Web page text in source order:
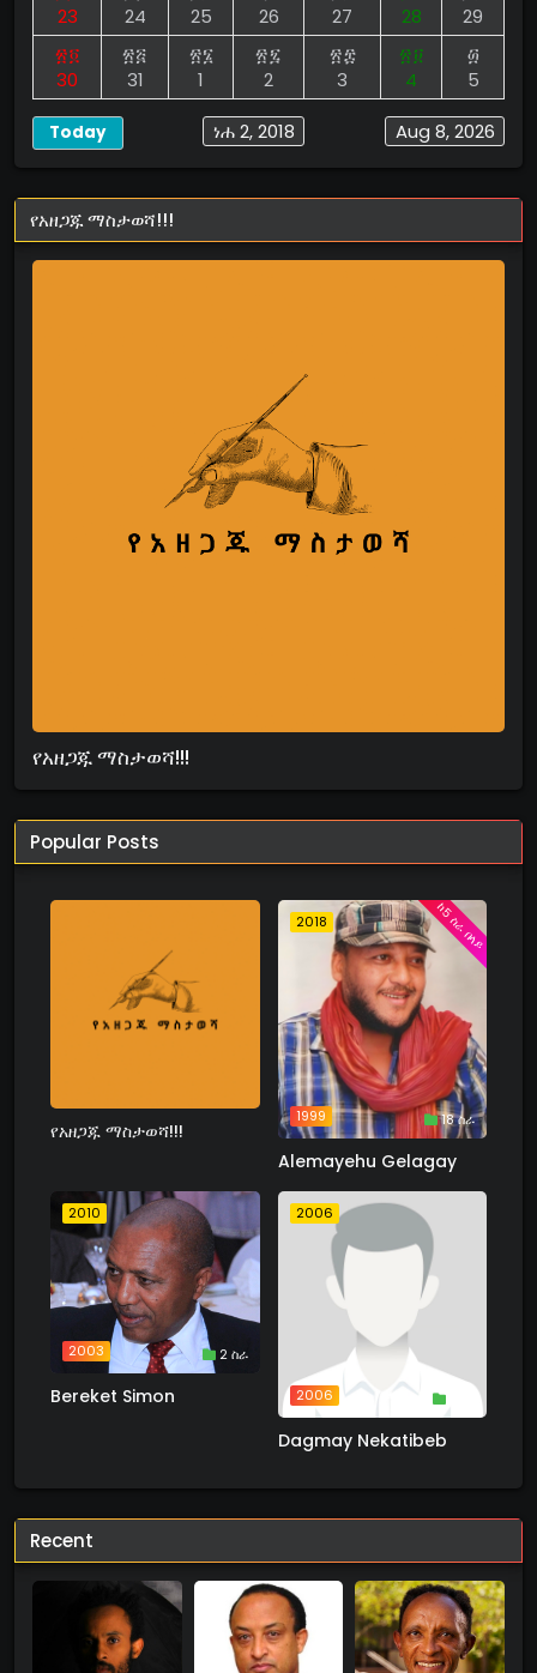
23
24
25
26
27
28
29
፳፬
30
፳፭
31
፳፮
1
፳፯
2
፳፰
3
፳፱
4
፴
5
Aug 8, 2026
ነሐ 2, 2018
Today
የአዘጋጁ ማስታወሻ!!!
የአዘጋጁ ማስታወሻ!!!
Popular Posts
የአዘጋጁ ማስታወሻ!!!
2018
1999 18 ስራ
ከ5 ስራ በላይ
Alemayehu Gelagay
2010
2003 2 ስራ
Bereket Simon
2006
2006
Dagmay Nekatibeb
Recent